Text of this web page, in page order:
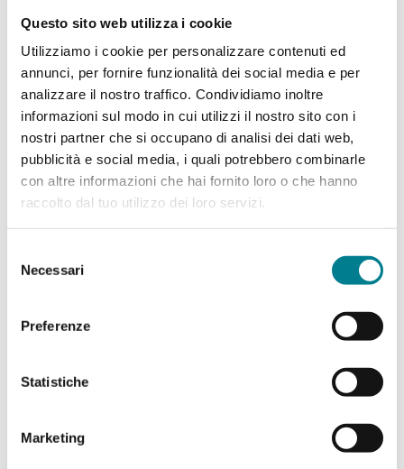
Questo sito web utilizza i cookie
Utilizziamo i cookie per personalizzare contenuti ed
annunci, per fornire funzionalità dei social media e per
analizzare il nostro traffico. Condividiamo inoltre
informazioni sul modo in cui utilizzi il nostro sito con i
nostri partner che si occupano di analisi dei dati web,
pubblicità e social media, i quali potrebbero combinarle
con altre informazioni che hai fornito loro o che hanno
raccolto dal tuo utilizzo dei loro servizi.
delNecessari
Preferenze
Statistiche
Marketing
Kinder 6 – 16 Jahre Fr. 22.20
Schulklassen 6 – 25 Jahre Fr. 14.60
Ticketkauf am Schalter der San Salvatore Bahn
in Paradiso.
Vergünstigungen kombiniert werden.